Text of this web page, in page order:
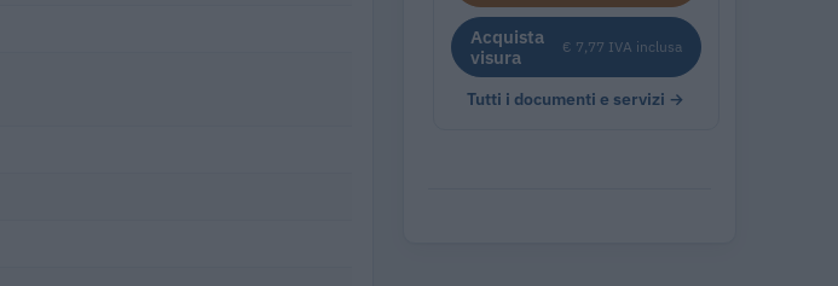
Acquista
visura
€ 7,77 IVA inclusa
Tutti i documenti e servizi →